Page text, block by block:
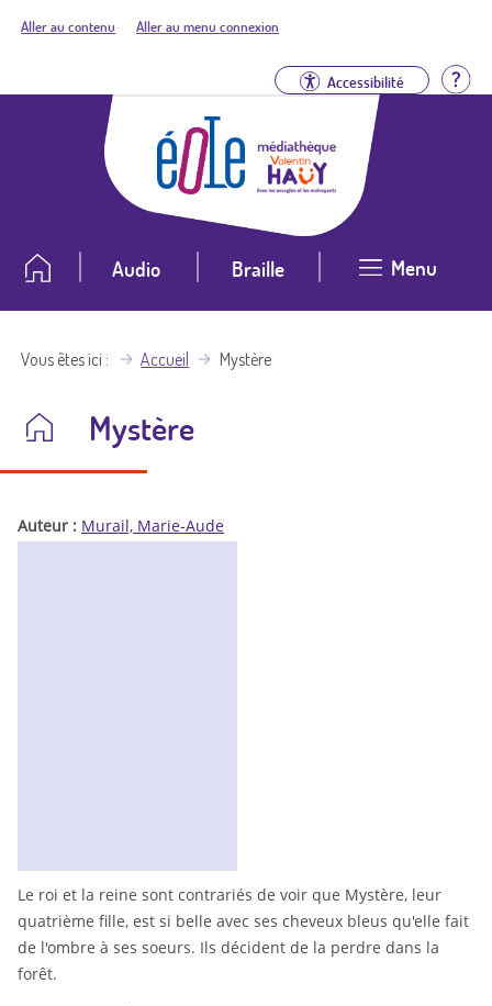
Aller au contenu Aller au menu connexion
Accessibilité
Audio Braille Menu
Vous êtes ici Accueil Mystère
Mystère
Auteur : Murail, Marie-Aude
Le roi et la reine sont contrariés de voir que Mystère, leur
quatrième fille, est si belle avec ses cheveux bleus qu'elle fait
de l'ombre à ses soeurs. Ils décident de la perdre dans la
forêt.